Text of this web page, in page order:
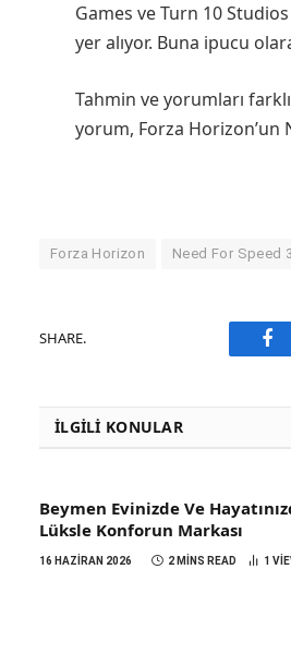
Games ve Turn 10
yer alıyor. Buna ipucu
Tahmin ve yorumları
yorum, Forza Horizon’un
Forza Horizon Need For Speed 3
SHARE.
İLGILI KONULAR
Beymen Evinizde Ve
Lüksle Konforun Markası
16 HAZIRAN 2026 2 MINS READ 1